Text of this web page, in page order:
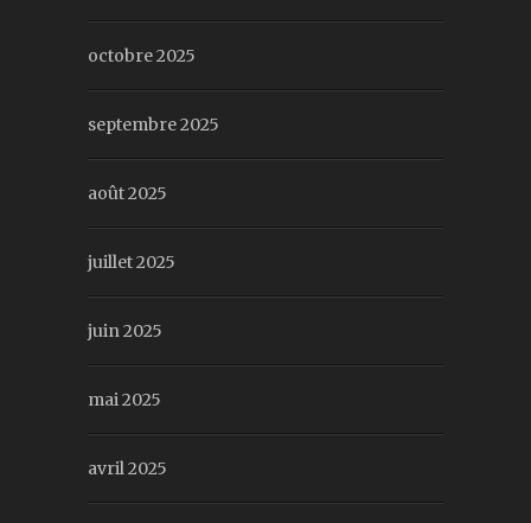
octobre 2025
septembre 2025
août 2025
juillet 2025
juin 2025
mai 2025
avril 2025